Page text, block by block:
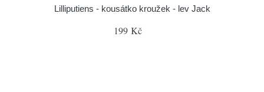
Lilliputiens - kousátko kroužek - lev Jack
199 Kč